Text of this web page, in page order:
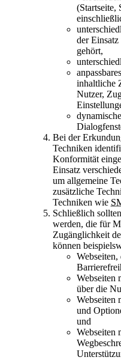
(Startseite,
der
gehört,
inhaltliche
Nutzer,
Bei der
Techniken
Konformität
Einsatz
um allgemeine
zusätzliche
Techniken wie
Schließlich
werden, die für
Zugänglichkeit
können
Webseiten
über die
Webseiten
und
und
Webseiten